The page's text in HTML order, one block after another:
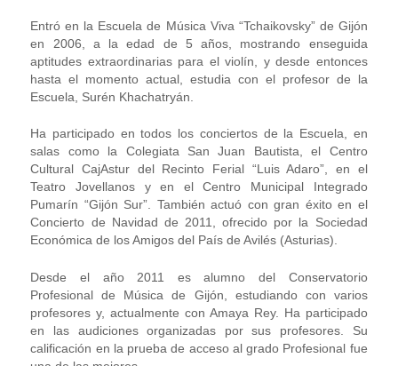
Entró en la Escuela de Música Viva “Tchaikovsky” de Gijón
en 2006, a la edad de 5 años, mostrando enseguida
aptitudes extraordinarias para el violín, y desde entonces
hasta el momento actual, estudia con el profesor de la
Escuela, Surén Khachatryán.
Ha participado en todos los conciertos de la Escuela, en
salas como la Colegiata San Juan Bautista, el Centro
Cultural CajAstur del Recinto Ferial “Luis Adaro”, en el
Teatro Jovellanos y en el Centro Municipal Integrado
Pumarín “Gijón Sur”. También actuó con gran éxito en el
Concierto de Navidad de 2011, ofrecido por la Sociedad
Económica de los Amigos del País de Avilés (Asturias).
Desde el año 2011 es alumno del Conservatorio
Profesional de Música de Gijón, estudiando con varios
profesores y, actualmente con Amaya Rey. Ha participado
en las audiciones organizadas por sus profesores. Su
calificación en la prueba de acceso al grado Profesional fue